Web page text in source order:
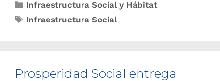
Infraestructura Social y Hábitat
Infraestructura Social
Prosperidad Social entrega